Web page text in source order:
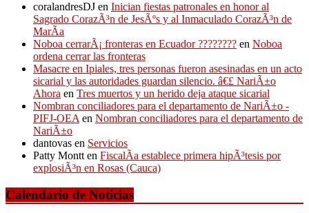
coralandresDJ en Inician fiestas patronales en honor al
Sagrado CorazÃ³n de JesÃºs y al Inmaculado CorazÃ³n de
MarÃ­a
Noboa cerrarÃ¡ fronteras en Ecuador ???????? en Noboa
ordena cerrar las fronteras
Masacre en Ipiales, tres personas fueron asesinadas en un acto
sicarial y las autoridades guardan silencio. â€£ NariÃ±o
Ahora en Tres muertos y un herido deja ataque sicarial
Nombran conciliadores para el departamento de NariÃ±o -
PIFJ-OEA en Nombran conciliadores para el departamento de
NariÃ±o
dantovas en Servicios
Patty Montt en FiscalÃ­a establece primera hipÃ³tesis por
explosiÃ³n en Rosas (Cauca)
Calendario de Noticias